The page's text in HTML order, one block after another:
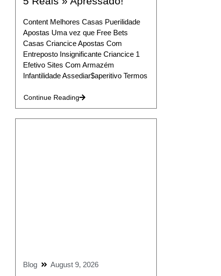
Content Melhores Casas Puerilidade
Apostas Uma vez que Free Bets
Casas Criancice Apostas Com
Entreposto Insignificante Criancice 1
Efetivo Sites Com Armazém
Infantilidade Assediar$aperitivo Termos
Continue Reading
Blog August 9, 2026